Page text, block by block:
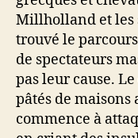
Millholland et les
trouvé le
de spectateurs
pas leur cause.
pâtés de
commence à